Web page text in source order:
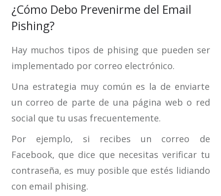
¿Cómo Debo Prevenirme del Email
Pishing?
Hay muchos tipos de phising que pueden ser
implementado por correo electrónico.
Una estrategia muy común es la de enviarte
un correo de parte de una página web o red
social que tu usas frecuentemente.
Por ejemplo, si recibes un correo de
Facebook, que dice que necesitas verificar tu
contraseña, es muy posible que estés lidiando
con email phising.